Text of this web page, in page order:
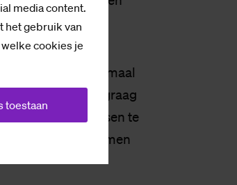
media content.
het gebruik van
cookies je
toestaan
minimaal
De CMR wilde graag
de parkeerplaatsen te
de slagbomen